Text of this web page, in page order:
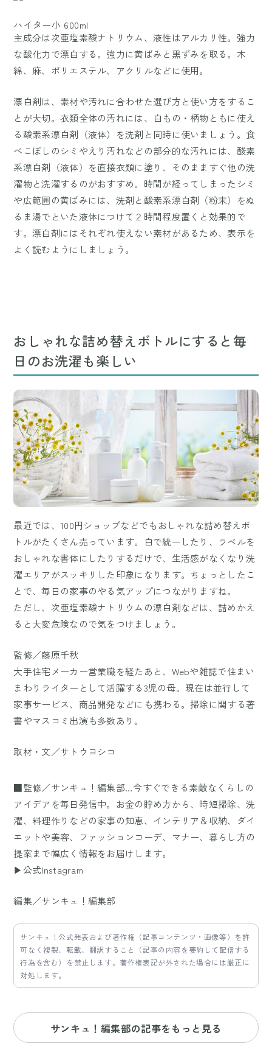
ハイター小 600ml
主成分は次亜塩素酸ナトリウム、液性はアルカリ性。強力
な酸化力で漂白する。強力に黄ばみと黒ずみを取る。木
綿、麻、ポリエステル、アクリルなどに使用。
漂白剤は、素材や汚れに合わせた選び方と使い方をするこ
とが大切。衣類全体の汚れには、白もの・柄物ともに使え
る酸素系漂白剤（液体）を洗剤と同時に使いましょう。食
べこぼしのシミやえり汚れなどの部分的な汚れには、酸素
系漂白剤（液体）を直接衣類に塗り、そのまますぐ他の洗
濯物と洗濯するのがおすすめ。時間が経ってしまったシミ
や広範囲の黄ばみには、洗剤と酸素系漂白剤（粉末）をぬ
るま湯でといた液体につけて２時間程度置くと効果的で
す。漂白剤にはそれぞれ使えない素材があるため、表示を
よく読むようにしましょう。
おしゃれな詰め替えボトルにすると毎
日のお洗濯も楽しい
最近では、100円ショップなどでもおしゃれな詰め替えボ
トルがたくさん売っています。白で統一したり、ラベルを
おしゃれな書体にしたりするだけで、生活感がなくなり洗
濯エリアがスッキリした印象になります。ちょっとしたこ
とで、毎日の家事のやる気アップにつながりますね。
ただし、次亜塩素酸ナトリウムの漂白剤などは、詰めかえ
ると大変危険なので気をつけましょう。
監修／藤原千秋
大手住宅メーカー営業職を経たあと、Webや雑誌で住まい
まわりライターとして活躍する3児の母。現在は並行して
家事サービス、商品開発などにも携わる。掃除に関する著
書やマスコミ出演も多数あり。
取材・文／サトウヨシコ
■監修／サンキュ！編集部…今すぐできる素敵なくらしの
アイデアを毎日発信中。お金の貯め方から、時短掃除、洗
濯、料理作りなどの家事の知恵、インテリア＆収納、ダイ
エットや美容、ファッションコーデ、マナー、暮らし方の
提案まで幅広く情報をお届けします。
▶公式Instagram
編集／サンキュ！編集部
サンキュ！公式発表および著作権（記事コンテンツ・画像等）を許
可なく複製、転載、翻訳すること（記事の内容を要約して配信する
行為を含む）を禁止します。著作権表記が外された場合には厳正に
対処します。
サンキュ！編集部の記事をもっと見る